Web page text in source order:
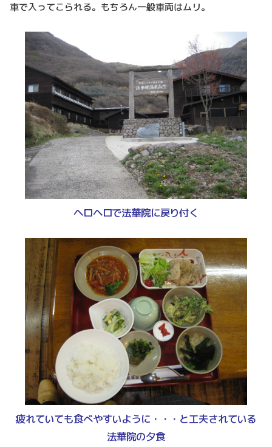
車で入ってこられる。もちろん一般車両はムリ。
ヘロヘロで法華院に戻り付く
疲れていても食べやすいように・・・と工夫されている
法華院の夕食